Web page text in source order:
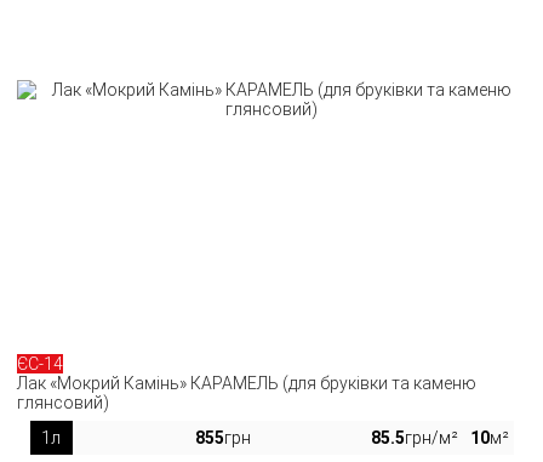
ЄС-14
Лак «Мокрий Камінь» КАРАМЕЛЬ (для бруківки та каменю
глянсовий)
1л
855грн 85.5грн/м² 10м²